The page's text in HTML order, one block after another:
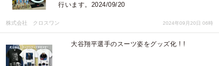
行います。2024/09/20
株式会社 クロスワン 2024年09月20日 06時
大谷翔平選手のスーツ姿をグッズ化 ! !